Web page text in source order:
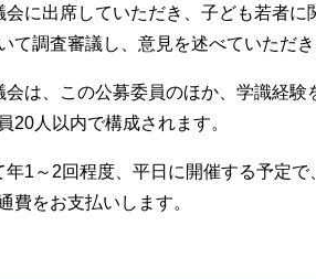
会に出席していただき、子ども若者
て調査審議し、意見を述べていただき
会は、この公募委員のほか、学識経
20人以内で構成されます。
年1 ～2回程度、平日に開催する予定
費をお支払いします。